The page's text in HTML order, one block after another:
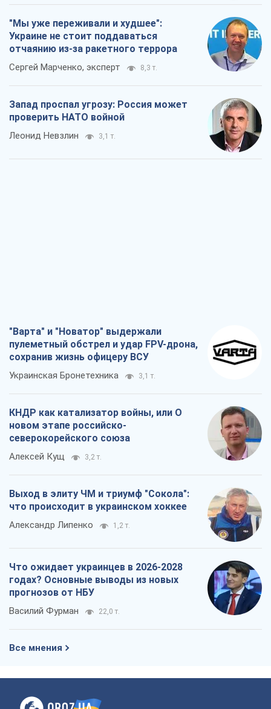
"Мы уже переживали и худшее":
Украине не стоит поддаваться
отчаянию из-за ракетного террора
Сергей Марченко, эксперт 8,3 т.
Запад проспал угрозу: Россия может
проверить НАТО войной
Леонид Невзлин 3,1 т.
"Варта" и "Новатор" выдержали
пулеметный обстрел и удар FPV-дрона,
сохранив жизнь офицеру ВСУ
Украинская Бронетехника 3,1 т.
КНДР как катализатор войны, или О
новом этапе российско-
северокорейского союза
Алексей Кущ 3,2 т.
Выход в элиту ЧМ и триумф "Сокола":
что происходит в украинском хоккее
Александр Липенко 1,2 т.
Что ожидает украинцев в 2026-2028
годах? Основные выводы из новых
прогнозов от НБУ
Василий Фурман 22,0 т.
Все мнения